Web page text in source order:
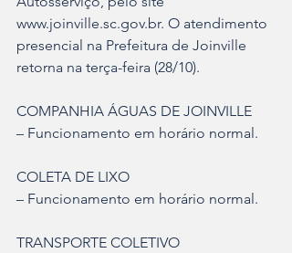
www.joinville.sc.gov.br. O atendimento
presencial na Prefeitura de Joinville
retorna na terça-feira (28/10).
COMPANHIA ÁGUAS DE JOINVILLE
– Funcionamento em horário normal.
COLETA DE LIXO
– Funcionamento em horário normal.
TRANSPORTE COLETIVO